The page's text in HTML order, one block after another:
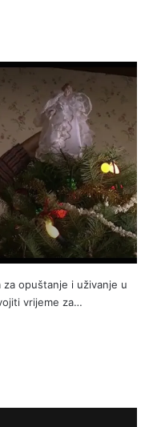
za opuštanje i uživanje u
vrijeme za…